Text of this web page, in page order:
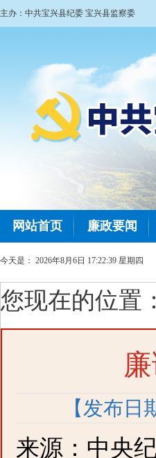
主办：中共宝兴县纪委 宝兴县监察委
网站首页 廉政要闻
今天是： 2026年8月6日 17:22:40 星期四
您现在的位置：
【发布日
来源：中央